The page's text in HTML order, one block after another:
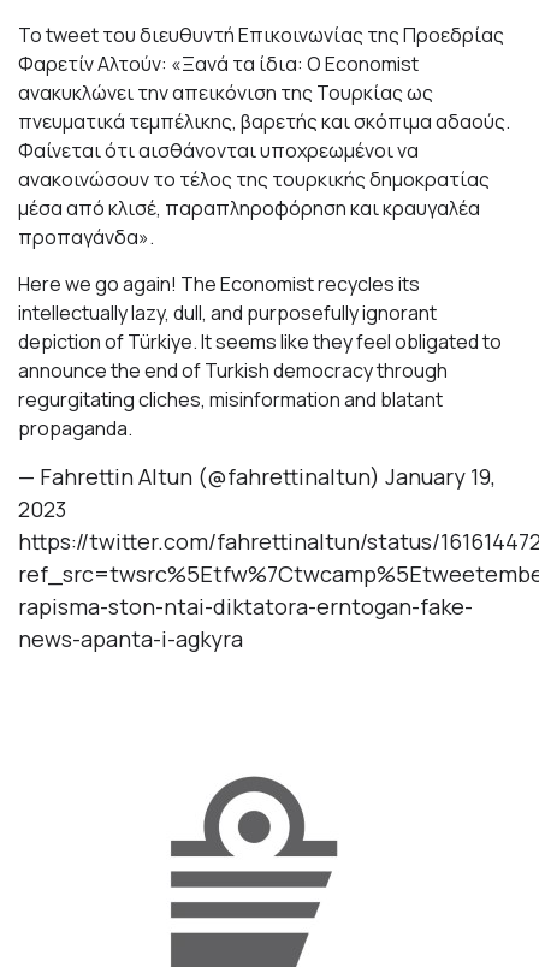
Το tweet του διευθυντή Επικοινωνίας της Προεδρίας
Φαρετίν Αλτούν: «Ξανά τα ίδια: Ο Economist
ανακυκλώνει την απεικόνιση της Τουρκίας ως
πνευματικά τεμπέλικης, βαρετής και σκόπιμα αδαούς.
Φαίνεται ότι αισθάνονται υποχρεωμένοι να
ανακοινώσουν το τέλος της τουρκικής δημοκρατίας
μέσα από κλισέ, παραπληροφόρηση και κραυγαλέα
προπαγάνδα».
Here we go again! The Economist recycles its
intellectually lazy, dull, and purposefully ignorant
depiction of Türkiye. It seems like they feel obligated to
announce the end of Turkish democracy through
regurgitating cliches, misinformation and blatant
propaganda.
— Fahrettin Altun (@fahrettinaltun) January 19,
2023
https://twitter.com/fahrettinaltun/status/
rapisma-ston-ntai-diktatora-erntogan-fake-
news-apanta-i-agkyra